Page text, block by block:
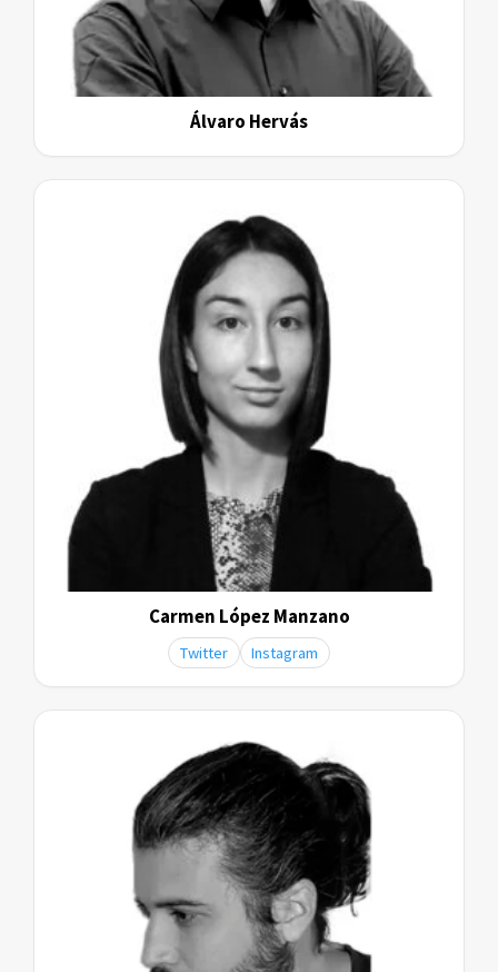
Álvaro Hervás
Carmen López Manzano
Twitter Instagram